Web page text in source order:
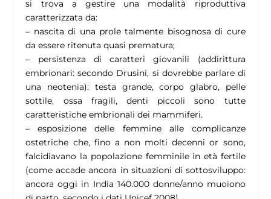
si trova a gestire una modalità riproduttiva
caratterizzata da:
– nascita di una prole talmente bisognosa di cure
da essere ritenuta quasi prematura;
– persistenza di caratteri giovanili (addirittura
embrionari: secondo Drusini, si dovrebbe parlare di
una neotenia): testa grande, corpo glabro, pelle
sottile, ossa fragili, denti piccoli sono tutte
caratteristiche embrionali dei mammiferi.
– esposizione delle femmine alle complicanze
ostetriche che, fino a non molti decenni or sono,
falcidiavano la popolazione femminile in età fertile
(come accade ancora in situazioni di sottosviluppo:
ancora oggi in India 140.000 donne/anno muoiono